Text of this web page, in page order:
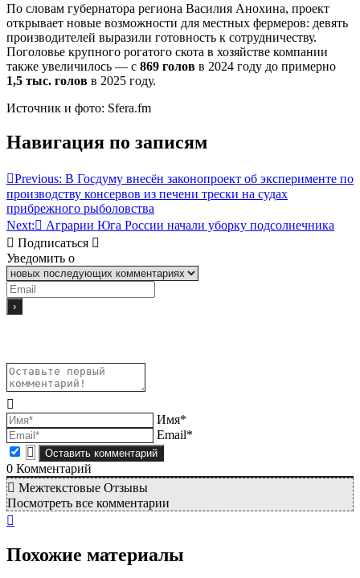
По словам губернатора региона Василия Анохина, проект
открывает новые возможности для местных фермеров: девять
производителей выразили готовность к сотрудничеству.
Поголовье крупного рогатого скота в хозяйстве компании
также увеличилось — с 869 голов в 2024 году до примерно
1,5 тыс. голов в 2025 году.
Источник и фото: Sfera.fm
Навигация по записям
Previous: В Госдуму внесён законопроект об эксперименте по
производству консервов из печени трески на судах
прибрежного рыболовства
Next:
Аграрии Юга России начали уборку подсолнечника
Подписаться
Уведомить о
Имя*
Email*
0 Комментарий
Межтекстовые Отзывы
Посмотреть все комментарии
Похожие материалы